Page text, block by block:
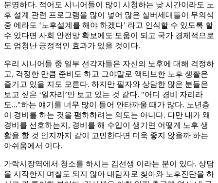
분명하다. 적어도 시니어들이 많이 시청하는 낮 시간이라도 노
후 설계 관련 프로그램을 많이 넣어 많은 실버세대들이 무의식
중 에라도 ‘노후설계를 해야 하겠다’ 라고 인식할 수 있도록 할
수 있다면 사회 안전망 확보에도 도움이 되고 국가 경제적으로
도 엄청난 긍정적인 효과가 있을 것이다.
우리 시니어들 중 일부 선각자들은 자신의 노후에 대해 걱정하
고, 걱정한 만큼 준비도 하고 그야말로 액티브한 노후 생활은
즐기고 있을 지도 모른다. 하지만 필자와 상담한 많은 분들은
보고 싶은 ‘일자리’만 보고 있는 것 같다. "어디 경비 자리라
도..."하는 얘기를 너무 많이 들어 안타까울 때가 많다. 노년층
이 경비를 하는 것을 폄하하려는 의도는 아니다. 다만 내가 왜
경비를 선호하는지, 경비를 해 수입이 생기면 어떻게 노후 생
활을 할 것 인지까지 같이 고민한다면 더욱 좋지 않을까 하는
아쉬움에서 이다.
가락시장역에서 청소를 하시는 김선생 이라는 분이 있다. 상담
을 시작한지 며칠도 되지 않아 내담자로 찾아와 노후진단을 하